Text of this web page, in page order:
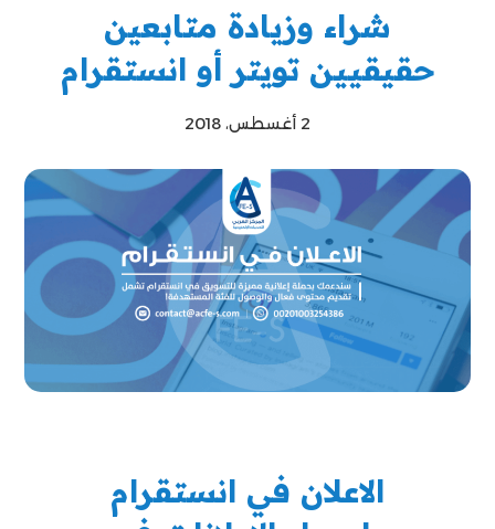
شراء وزيادة متابعين
حقيقيين تويتر أو انستقرام
2 أغسطس، 2018
الاعلان في انستقرام